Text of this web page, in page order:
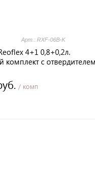
Арт.: RXF-06B-K
4+1 0,8+0,2л.
комплект с отвердителем
/ комп